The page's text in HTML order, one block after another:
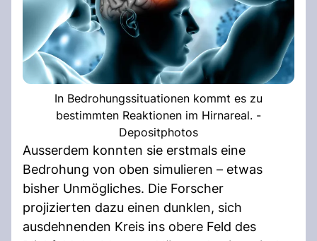
In Bedrohungssituationen kommt es zu
bestimmten Reaktionen im Hirnareal. -
Depositphotos
Ausserdem konnten sie erstmals eine
Bedrohung von oben simulieren – etwas
bisher Unmögliches. Die Forscher
projizierten dazu einen dunklen, sich
ausdehnenden Kreis ins obere Feld des